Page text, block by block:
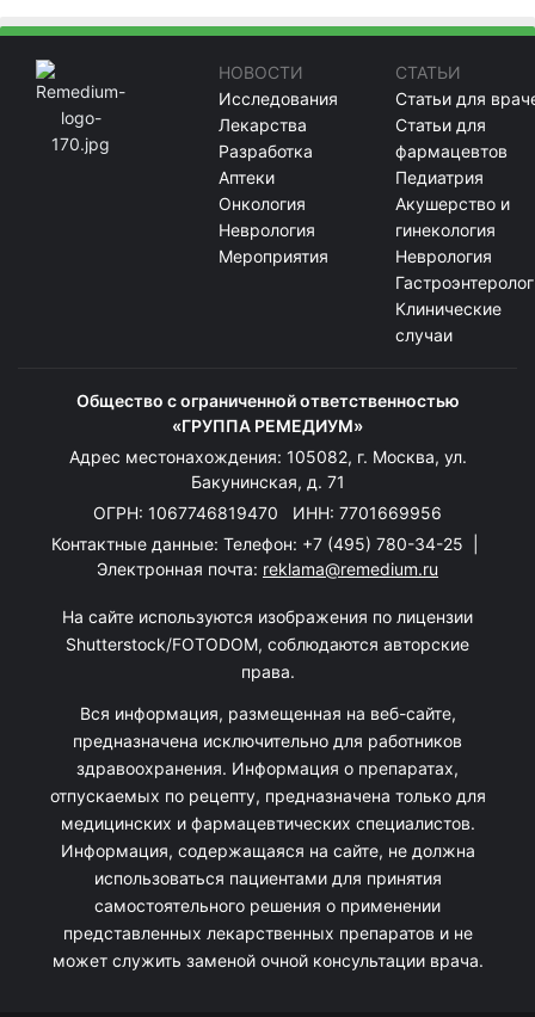
НОВОСТИ
Исследования
Лекарства
Разработка
Аптеки
Онкология
Неврология
Мероприятия
СТАТЬИ
Статьи для
Статьи для
фармацевтов
Педиатрия
Акушерство и
гинекология
Неврология
Клинические
случаи
Общество с ограниченной ответственностью
«ГРУППА РЕМЕДИУМ»
Адрес местонахождения: 105082, г. Москва, ул.
Бакунинская, д. 71
ОГРН: 1067746819470 ИНН: 7701669956
Контактные данные: Телефон: +7 (495) 780-34-25
Электронная почта: reklama@remedium.ru
На сайте используются изображения по лицензии
Shutterstock/FOTODOM, соблюдаются авторские
права.
Вся информация, размещенная на веб-сайте,
предназначена исключительно для работников
здравоохранения. Информация о препаратах,
отпускаемых по рецепту, предназначена только для
медицинских и фармацевтических специалистов.
Информация, содержащаяся на сайте, не должна
использоваться пациентами для принятия
самостоятельного решения о применении
представленных лекарственных препаратов и не
может служить заменой очной консультации врача.